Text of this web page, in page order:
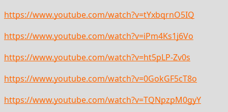
https://www.youtube.com/watch?v=tYxbqrnO5IQ
https://www.youtube.com/watch?v=iPm4Ks1j6Vo
https://www.youtube.com/watch?v=ht5pLP-Zv0s
https://www.youtube.com/watch?v=0GokGF5cT8o
https://www.youtube.com/watch?v=TQNpzpM0gyY